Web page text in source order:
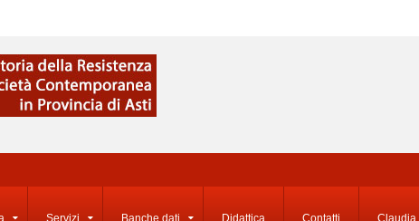
Servizi Banche dati Didattica Contatti Claudia